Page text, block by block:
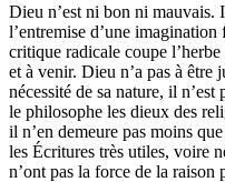
Dieu n’est ni bon ni mauvais.
l’entremise d’une
critique radicale coupe
et à venir. Dieu n’a pas à être
nécessité de sa nature, il
le philosophe les dieux des
il n’en demeure pas moins
les Écritures très utiles, voire
n’ont pas la force de la raison